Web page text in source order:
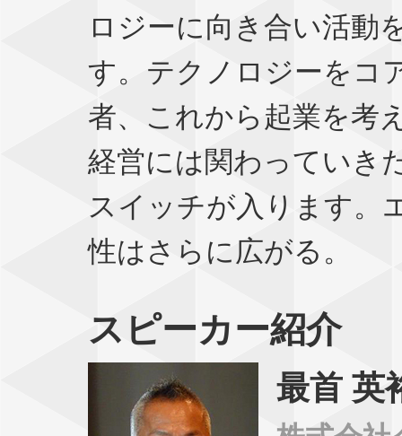
ロジーに向き合い活動
す。テクノロジーをコ
者、これから起業を考
経営には関わっていき
スイッチが入ります。
性はさらに広がる。
スピーカー紹介
最首 英